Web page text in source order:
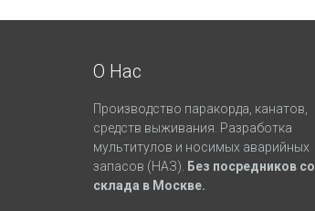
О Нас
Производство паракорда, канатов,
средств выживания. Разработка
мультитулов и носимых аварийных
запасов (НАЗ).
Без посредников со
склада в Москве.